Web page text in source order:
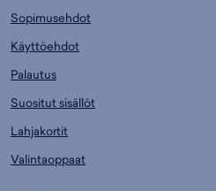
Sopimusehdot
Käyttöehdot
Palautus
Suositut sisällöt
Lahjakortit
Valintaoppaat